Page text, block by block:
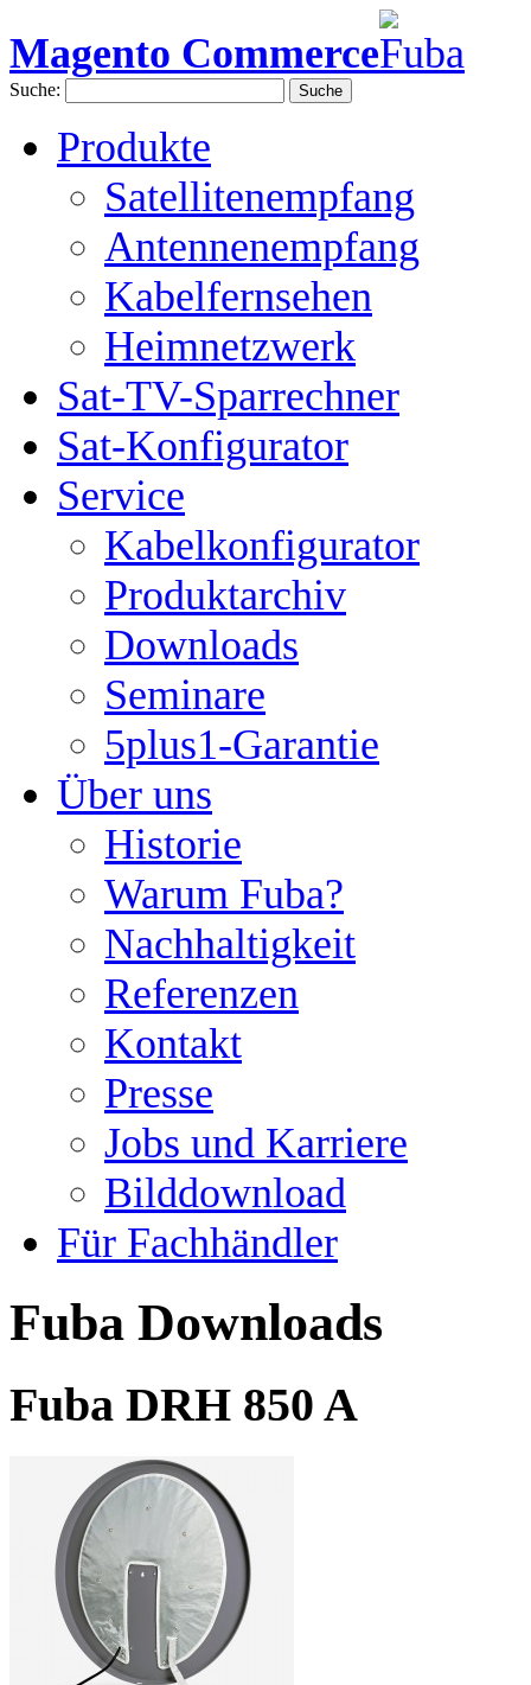
Magento Commerce
Suche: Suche
Produkte
Satellitenempfang
Antennenempfang
Kabelfernsehen
Heimnetzwerk
Sat-TV-Sparrechner
Sat-Konfigurator
Service
Kabelkonfigurator
Produktarchiv
Downloads
Seminare
5plus1-Garantie
Über uns
Historie
Warum Fuba?
Nachhaltigkeit
Referenzen
Kontakt
Presse
Jobs und Karriere
Bilddownload
Für Fachhändler
Fuba Downloads
Fuba DRH 850 A